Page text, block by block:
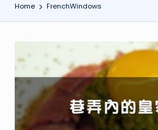
地
旅
遊
食
行
程、
綜
合
Home FrenchWindows